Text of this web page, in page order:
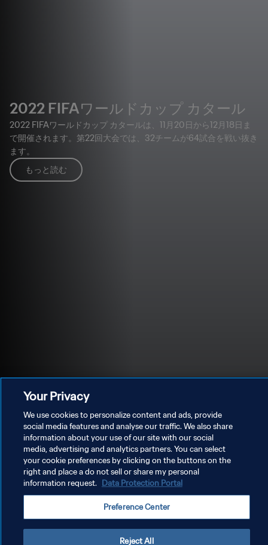
2022 FIFAワールドカップ カタール
2022 FIFAワールドカップ カタールは、11月20日から12月18日ま
で開催されます。第22回大会では、32チームが64試合を戦い抜き
ます。
もっと読む
プライバシーポリシー
サービス利用規約
クッキー設定の管理
Copyright © 1994 - 2026 FIFA. All rights reserved.
Your Privacy
We use cookies to personalize content and ads, provide
social media features and analyse our traffic. We also share
information about your use of our site with our social
media, advertising and analytics partners. You can select
your cookie preferences by clicking on the buttons on the
right and place a do not sell or share my personal
information request. Data Protection Portal
Preference Center
Reject All